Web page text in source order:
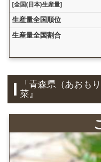
[全国(日本)生産量]
生産量全国順位
生産量全国割合
「青森県（あおも
菜』